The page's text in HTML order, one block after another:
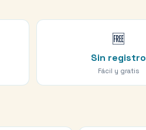
🆓
Sin registro
Fácil y gratis